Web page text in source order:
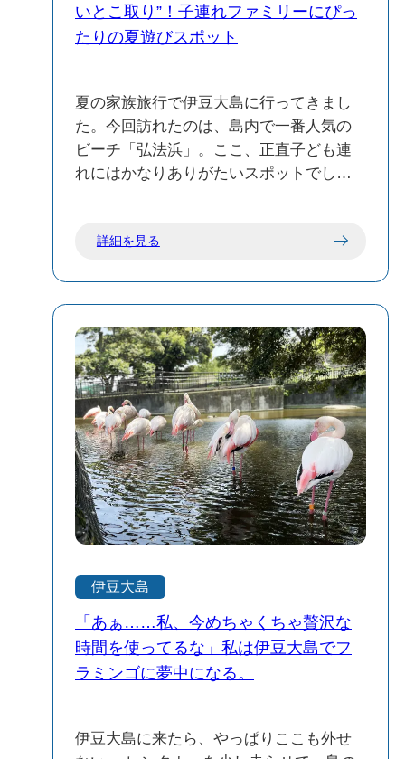
きます。 ①波浮港見晴らし台 所在地： 〒
100-0211 東京都大島町差木地 波浮港を一
所で、アニメでは赤福の家の前として描
かれている。 ②波浮港 所在地：〒100-
0212 東京都大島町波浮港８−４ 安海相が
登校途中に『ロボ太とポコ太』を読み、
タルジックな漁港の佇まいで古くから文
多いそうです。 ③HavCafeの近くの街並
み ④鵜飼商店（どれを食べても美味しい
が特にコロッケで有名） 揚げ物メニュー
は・・・コロッケ、カレーコロッケ、メ
ンチカツ、ハムカツ、串カツ、特大から
あげ、ひとくちロースカツロースカツ、
チキンカツ、ひとくちヒレカツ、ヒレカ
ツなどです。 ※定休日もあ
ります。 揚げたて、サクサクで美味しい
コロッケやさんの近くに階段があり、安
海相が登校で山登りする（駆け上がる）
階段が恐らくこちらです。かなり階段の
数が多いですが晴れの日の景色は格別で
す。 ⑤島京梵天（とうきょうぼんてん）
建物が特徴的なお店です。聖地巡礼の後
いとこ取り”！子連れファミリーにぴっ
たりの夏遊びスポット
夏の家族旅行で伊豆大島に行ってきまし
た。今回訪れたのは、島内で一番人気の
ビーチ「弘法浜」。ここ、正直子ども連
れにはかなりありがたいスポットでし
も…」という小さな子でも楽しめるの
ル、流れるプールやスライダーがあっ
て、夏場は子どもたちで大賑わい。小さ
い子どもでも安心して遊べる浅めのエリ
アも用意されているので、うちの下の子
（2歳）も大喜び。長男はスライダーに何
度も挑戦していて、見ているこっちがち
ょっとヒヤヒヤするくらい（笑） しか
も、このサンセットプール、まだ新しい
施設で清潔感ばっちり。トイレやシャワ
ーも整っていて、親としてはその点もか
なりポイント高かったです。 プールでた
っぷり遊んだ後は、弘法浜の海岸へ移動
して磯遊び。タイミングが良ければ小さ
な魚やカニも見つかるので、自然体験と
しても◎。疲れたら近くの海の家でごは
という子や、きょうだいで年齢差がある
詳細を見る
伊豆大島
「あぁ……私、今めちゃくちゃ贅沢な
時間を使ってるな」私は伊豆大島でフ
ラミンゴに夢中になる。
伊豆大島に来たら、やっぱりここも外せ